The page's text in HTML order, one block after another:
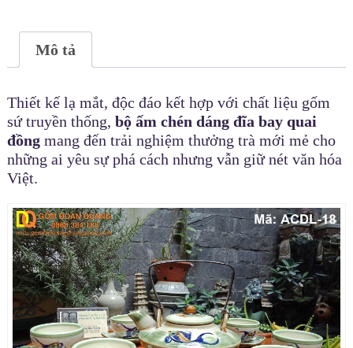
Mô tả
Thiết kế lạ mắt, độc đáo kết hợp với chất liệu gốm
sứ truyền thống, bộ ấm chén dáng đĩa bay quai
đồngmang đến trải nghiệm thưởng trà mới mẻ cho
những ai yêu sự phá cách nhưng vẫn giữ nét văn hóa
Việt.